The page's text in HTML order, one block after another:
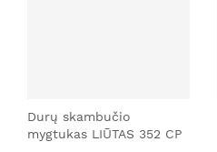
Durų skambučio
mygtukas LIŪTAS 352 CP